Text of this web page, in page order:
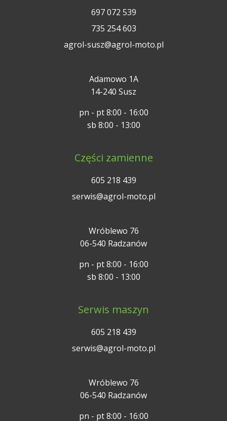
697 072 539
735 254 603
agrol-susz@agrol-moto.pl
Adamowo 1A
14-240 Susz
pn - pt 8:00 - 16:00
sb 8:00 - 13:00
Części zamienne
605 218 439
serwis@agrol-moto.pl
Wróblewo 76
06-540 Radzanów
pn - pt 8:00 - 16:00
sb 8:00 - 13:00
Serwis maszyn
605 218 439
serwis@agrol-moto.pl
Wróblewo 76
06-540 Radzanów
pn - pt 8:00 - 16:00